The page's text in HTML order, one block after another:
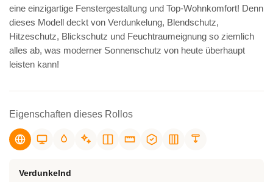
eine einzigartige Fenstergestaltung und Top-Wohnkomfort! Denn
dieses Modell deckt von Verdunkelung, Blendschutz,
Hitzeschutz, Blickschutz und Feuchtraumeignung so ziemlich
alles ab, was moderner Sonnenschutz von heute überhaupt
leisten kann!
Eigenschaften dieses Rollos
Verdunkelnd